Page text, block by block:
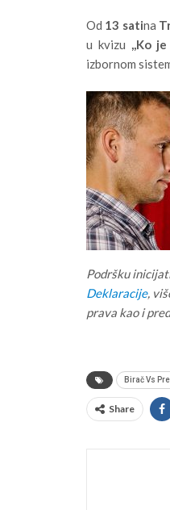
Od 13 satina
u kvizu ,,Ko
izbornom
Podršku
Deklaracije,
prava kao i
Birač Vs
Share